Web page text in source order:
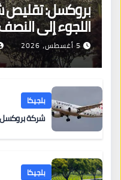
بروكسل: تقليص
اللجوء إلى
بروكسل»
5 أغسطس، 2026
بلجيكا
شركة بروكسل
بلجيكا